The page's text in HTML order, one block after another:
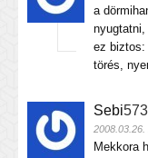
a
ez biztos:
törés,
Sebi
2008.03.26.
Mekkora